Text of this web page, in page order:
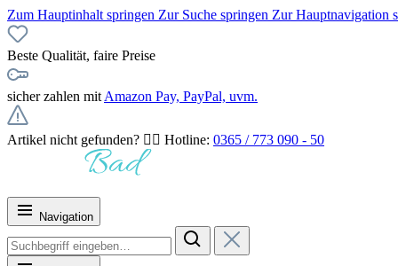
Zum Hauptinhalt springen Zur Suche springen Zur Hauptnavigation
Beste Qualität, faire Preise
sicher zahlen mit Amazon Pay, PayPal, uvm.
Artikel nicht gefunden? 👉🏻 Hotline: 0365 / 773 090 - 50
Navigation